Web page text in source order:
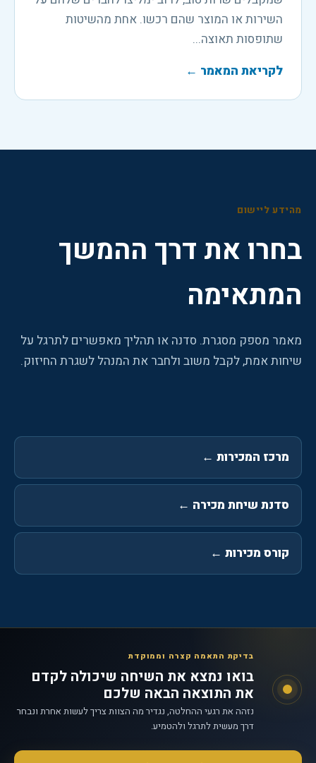
השירות או המוצר שהם רכשו. אחת מהשיטות
שתופסות תאוצה...
לקריאת המאמר ←
מהידע ליישום
בחרו את דרך ההמשך
המתאימה
מאמר מספק מסגרת. סדנה או תהליך מאפשרים לתרגל על
שיחות אמת, לקבל משוב ולחבר את המנהל לשגרת החיזוק.
מרכז המכירות ←
סדנת שיחת מכירה ←
קורס מכירות ←
בדיקת התאמה קצרה וממוקדת
בואו נמצא את השיחה שיכולה לקדם
את התוצאה הבאה שלכם
נזהה את רגעי ההחלטה, נגדיר מה הצוות צריך לעשות אחרת ונבחר
דרך מעשית לתרגל ולהטמיע.